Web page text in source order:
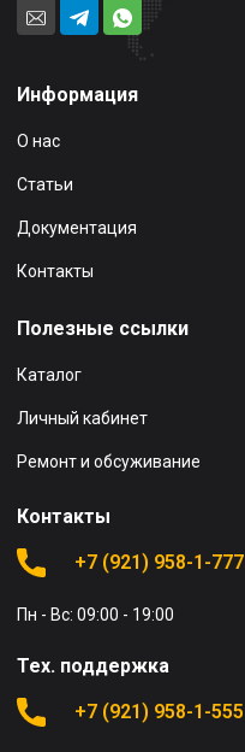
Информация
О нас
Статьи
Документация
Контакты
Полезные ссылки
Каталог
Личный кабинет
Ремонт и обсуживание
Контакты
+7 (921) 958-1-777
Пн - Вс: 09:00 - 19:00
Тех. поддержка
+7 (921) 958-1-555